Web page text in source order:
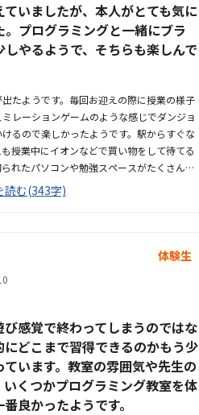
いましたが、本人がとても気に
プログラミングと一緒にブラ
やるようで、そちらも楽しんで
たようです。毎回お迎えの際に授業の様子
レーションゲームのような感じでダンジョ
るので楽しかったようです。駅からすぐな
授業中にイオンなどで買い物をして待てる
れたパソコンや勉強スペースがたくさん並
ということでしっかりみてもらえると思い
比べても良心的な値段設定なようです。プ
読む(343字)
体験生
感覚で終わってしまうのではな
どこまで習得できるのかもう少
います。教室の雰囲気や先生の
くつかプログラミング教室を体
良かったようです。